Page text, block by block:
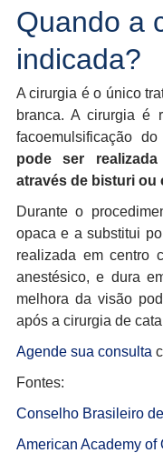
Quando a
indicada?
A cirurgia é o único
branca. A cirurgia é
facoemulsificação
pode ser
através de bisturi ou
Durante o
opaca e a substitui
realizada em centro
anestésico, e dura
melhora da visão
após a cirurgia de
Agende sua consulta
Fontes:
Conselho Brasileiro
American Academy of